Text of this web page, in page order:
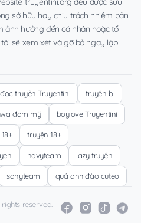
sở hữu hay chịu trách nhiệm bản
ảnh hưởng đến cá nhân hoặc tổ
sẽ xem xét và gỡ bỏ ngay lập
đọc truyện Truyentini truyện bl
đam mỹ boylove Truyentini
truyện 18+
navyteam lazy truyện
sanyteam quả anh đào cuteo
reserved.